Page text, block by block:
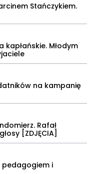
Stańczykiem.
kapłańskie. Młodym
na kampanię
Rafał
[ZDJĘCIA]
pedagogiem i